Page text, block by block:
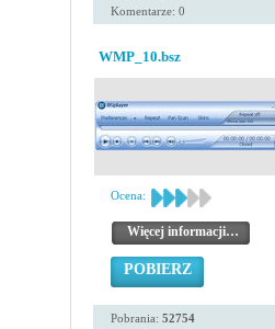
Komentarze: 0
WMP_10.bsz
Ocena:
Więcej informacji…
POBIERZ
Pobrania: 52754